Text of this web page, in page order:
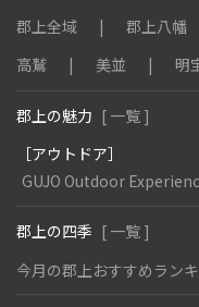
郡上全域
郡上八幡
高鷲
美並 明
郡上の魅力 [ 一覧 ]
［アウトドア］
GUJO Outdoor
郡上の四季 [ 一覧 ]
今月の郡上おすすめラン